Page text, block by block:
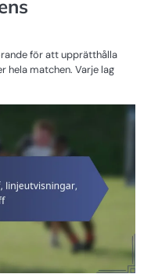
för att upprätthålla
hela matchen. Varje lag